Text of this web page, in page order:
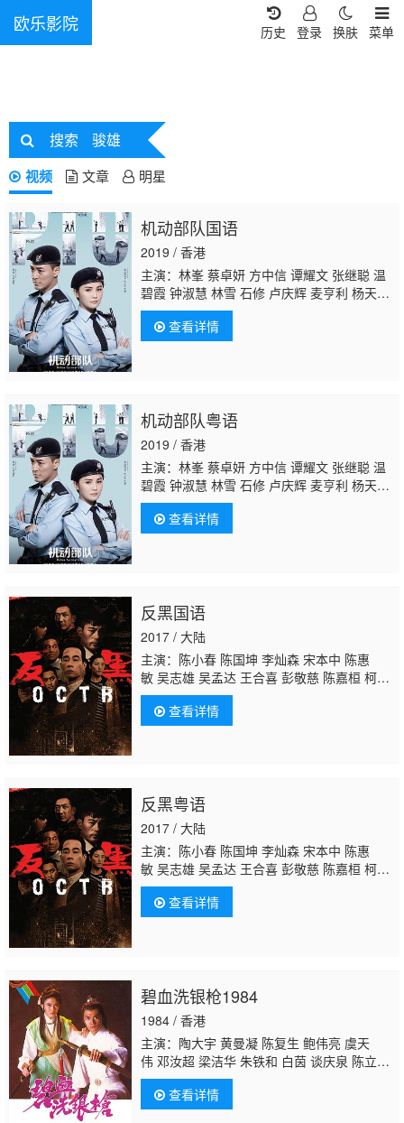
欧乐影院 菜单
换肤
登录
历史
搜索 骏雄
视频 文章 明星
机动部队国语
2019 / 香港
主演：林峯 蔡卓妍 方中信 谭耀文 张继聪 温
碧霞 钟淑慧 林雪 石修 卢庆辉 麦亨利 杨天
宇 王艺霖 张雅卓 曾乐彤 陈保元 吴廷烨 张锦
程 甄志强 吴浩康 李日朗 庄锶敏 庞雨浓 马睿
瀚 苑琼丹骏雄吴少雄 罗兰 赵毅新 利颖怡 高
查看详情
机动部队粤语
2019 / 香港
主演：林峯 蔡卓妍 方中信 谭耀文 张继聪 温
碧霞 钟淑慧 林雪 石修 卢庆辉 麦亨利 杨天
宇 王艺霖 张雅卓 曾乐彤 陈保元 吴廷烨 张锦
程 甄志强 吴浩康 李日朗 庄锶敏 庞雨浓 马睿
瀚 苑琼丹骏雄吴少雄 罗兰 赵毅新 利颖怡 高
查看详情
反黑国语
2017 / 大陆
主演：陈小春 陈国坤 李灿森 宋本中 陈惠
敏 吴志雄 吴孟达 王合喜 彭敬慈 陈嘉桓 柯有
伦 张建声 吴岱融 周群达 陈保元 何华超 姜文
杰 李天翔 李忠希 黄伊汶 郑希怡 陈米麒 汤
怡 郭奕芯 陈欣健 黄柏文 吴家丽 吴毅将 卢惠
查看详情
反黑粤语
2017 / 大陆
主演：陈小春 陈国坤 李灿森 宋本中 陈惠
敏 吴志雄 吴孟达 王合喜 彭敬慈 陈嘉桓 柯有
伦 张建声 吴岱融 周群达 陈保元 何华超 姜文
杰 李天翔 李忠希 黄伊汶 郑希怡 陈米麒 汤
怡 郭奕芯 陈欣健 黄柏文 吴家丽 吴毅将 卢惠
查看详情
碧血洗银枪1984
1984 / 香港
主演：陶大宇 黄曼凝 陈复生 鲍伟亮 虞天
伟 邓汝超 梁洁华 朱铁和 白茵 谈庆泉 陈立
品 罗青浩骏雄徐广林 苏汉生 曾玮明 龙天
生 郑家生 谭一清 何璧坚 麦子云
查看详情